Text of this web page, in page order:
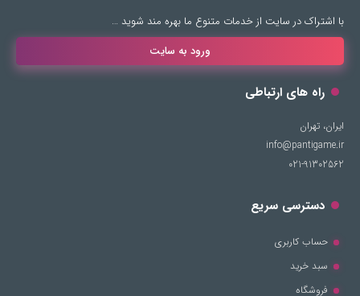
با اشتراک در سایت از خدمات متنوع ما بهره مند شوید …
ورود به سایت
راه های ارتباطی
ایران، تهران
info@pantigame.ir
021-91302562
دسترسی سریع
حساب کاربری
سبد خرید
فروشگاه